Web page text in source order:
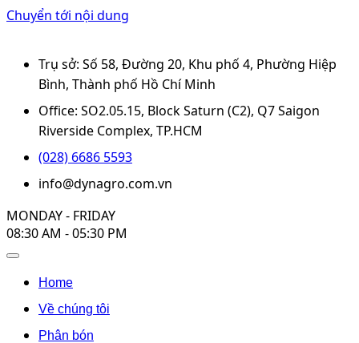
Chuyển tới nội dung
Trụ sở: Số 58, Đường 20, Khu phố 4, Phường Hiệp
Bình, Thành phố Hồ Chí Minh
Office: SO2.05.15, Block Saturn (C2), Q7 Saigon
Riverside Complex, TP.HCM
(028) 6686 5593
info@dynagro.com.vn
MONDAY - FRIDAY
08:30 AM - 05:30 PM
Home
Về chúng tôi
Phân bón